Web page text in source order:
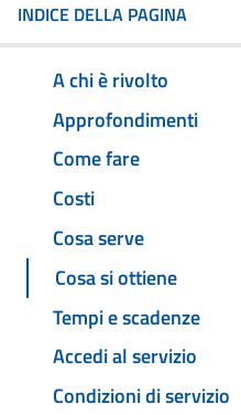
INDICE DELLA PAGINA
A chi è rivolto
Approfondimenti
Come fare
Costi
Cosa serve
Cosa si ottiene
Tempi e scadenze
Accedi al servizio
Condizioni di servizio